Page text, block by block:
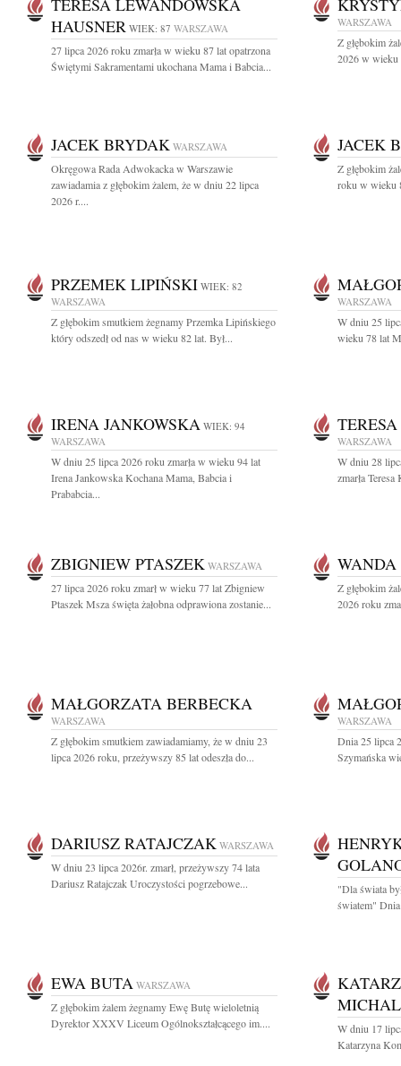
TERESA LEWANDOWSKA
HAUSNER WIEK: 87 WARSZAWA
27 lipca 2026 roku zmarła w wieku 87 lat opatrzona
Świętymi Sakramentami ukochana Mama i Babcia...
WARSZAWA
Z głębokim
2026 w wieku
JACEK BRYDAK WARSZAWA
Okręgowa Rada Adwokacka w Warszawie
zawiadamia z głębokim żalem, że w dniu 22 lipca
2026 r....
JACEK
Z głębokim
roku w wieku
PRZEMEK LIPIŃSKI WIEK: 82
WARSZAWA
Z głębokim smutkiem żegnamy Przemka Lipińskiego
który odszedł od nas w wieku 82 lat. Był...
WARSZAWA
W dniu 25
wieku 78 lat
IRENA JANKOWSKA WIEK: 94
WARSZAWA
W dniu 25 lipca 2026 roku zmarła w wieku 94 lat
Irena Jankowska Kochana Mama, Babcia i
Prababcia...
WARSZAWA
W dniu 28
zmarła
ZBIGNIEW PTASZEK WARSZAWA
27 lipca 2026 roku zmarł w wieku 77 lat Zbigniew
Ptaszek Msza święta żałobna odprawiona zostanie...
Z głębokim
2026 roku
MAŁGORZATA BERBECKA
WARSZAWA
Z głębokim smutkiem zawiadamiamy, że w dniu 23
lipca 2026 roku, przeżywszy 85 lat odeszła do...
WARSZAWA
Dnia 25 lipca
Szymańska
DARIUSZ RATAJCZAK WARSZAWA
W dniu 23 lipca 2026r. zmarł, przeżywszy 74 lata
Dariusz Ratajczak Uroczystości pogrzebowe...
"Dla świata
światem"
EWA BUTA WARSZAWA
Z głębokim żalem żegnamy Ewę Butę wieloletnią
Dyrektor XXXV Liceum Ogólnokształcącego im....
W dniu 17
Katarzyna